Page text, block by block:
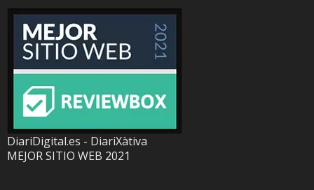
DiariDigital.es - DiariXàtiva
MEJOR SITIO WEB 2021